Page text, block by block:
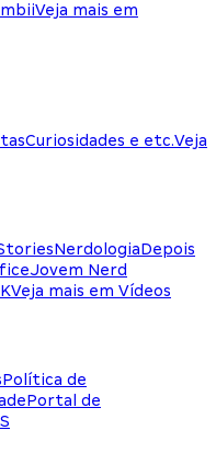
Veja mais em
Curiosidades e etc.Veja
NerdologiaDepois
Jovem Nerd
Veja mais em Vídeos
Política de
Portal de